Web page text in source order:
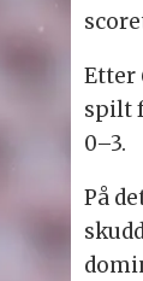
Etter
spilt
0–3.
På